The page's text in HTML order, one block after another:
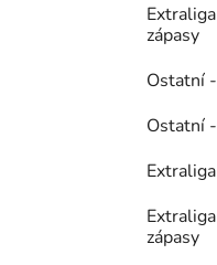
zápasy
Ostatní
Ostatní
zápasy